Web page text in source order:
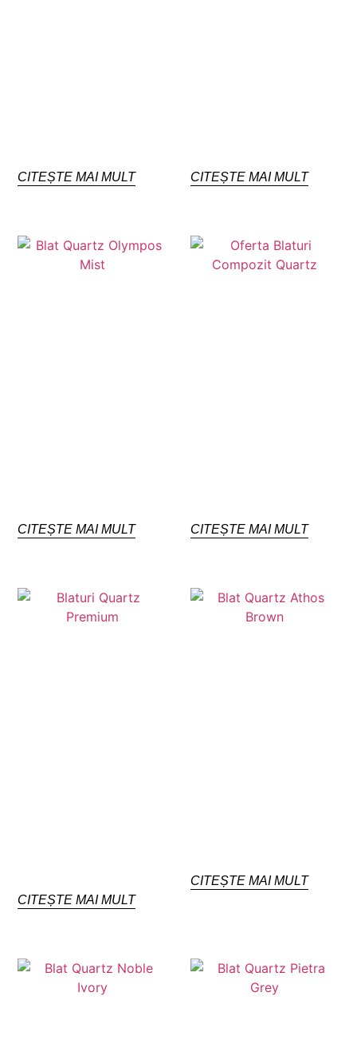
CITEȘTE MAI MULT CITEȘTE MAI MULT
CITEȘTE MAI MULT CITEȘTE MAI MULT
CITEȘTE MAI MULT
CITEȘTE MAI MULT